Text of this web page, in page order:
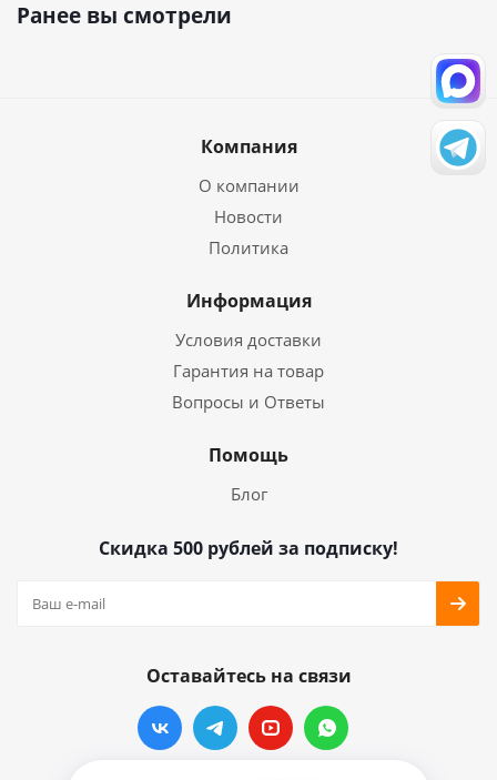
Ранее вы смотрели
Компания
О компании
Новости
Политика
Информация
Условия доставки
Гарантия на товар
Вопросы и Ответы
Помощь
Блог
Скидка 500 рублей за подписку!
Оставайтесь на связи